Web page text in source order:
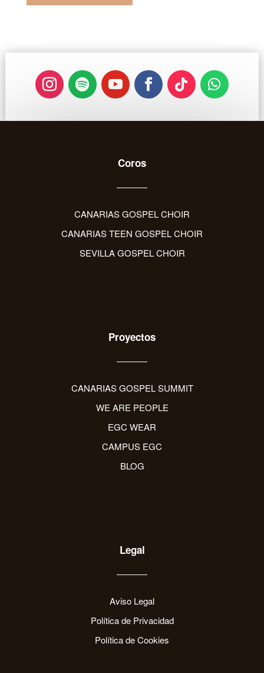
Coros
CANARIAS GOSPEL CHOIR
CANARIAS TEEN GOSPEL CHOIR
SEVILLA GOSPEL CHOIR
Proyectos
CANARIAS GOSPEL SUMMIT
WE ARE PEOPLE
EGC WEAR
CAMPUS EGC
BLOG
Legal
Aviso Legal
Política de Privacidad
Política de Cookies